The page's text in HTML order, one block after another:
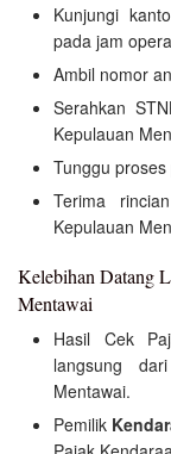
Kunjungi
pada jam
Ambil nomor
Serahkan
Kepulauan
Tunggu
Terima
Kepulauan
Kelebihan Datang
Mentawai
Hasil Cek
langsung
Mentawai.
Pemilik